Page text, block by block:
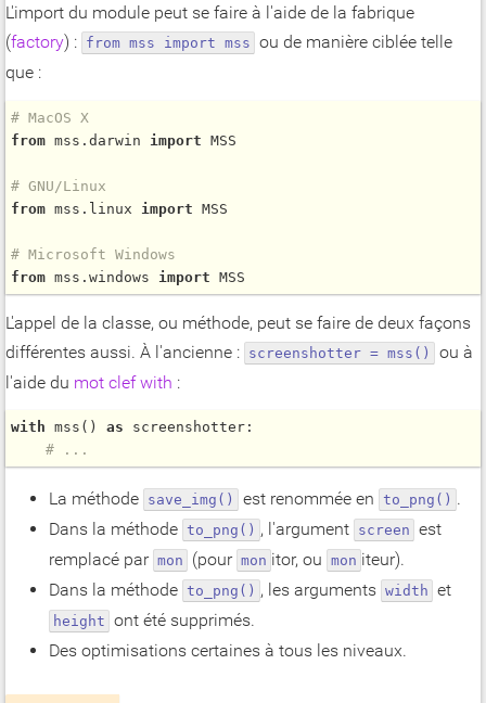
L'import du module peut se faire à l'aide de la fabrique
(factory) : from mss import mss ou de manière ciblée telle
que :
# MacOS X
from mss.darwin import MSS
# GNU/Linux
from mss.linux import MSS
# Microsoft Windows
from mss.windows import
L'appel de la classe, ou méthode, peut se faire de deux façons
différentes aussi. À l'ancienne : screenshotter = mss()
ou à
l'aide du mot clef with :
with mss () as screenshotter:
# ...
La méthode save_img() est renommée en to_png() .
Dans la méthode to_png() , l'argument screen est
remplacé par mon (pour mon itor, ou mon iteur).
Dans la méthode to_png() , les arguments width et
height ont été supprimés.
Des optimisations certaines à tous les niveaux.